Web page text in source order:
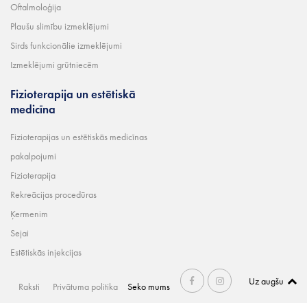
Oftalmoloģija
Plaušu slimību izmeklējumi
Sirds funkcionālie izmeklējumi
Izmeklējumi grūtniecēm
Fizioterapija un estētiskā
medicīna
Fizioterapijas un estētiskās medicīnas
pakalpojumi
Fizioterapija
Rekreācijas procedūras
Ķermenim
Sejai
Estētiskās injekcijas
Raksti Privātuma politika Seko mums Uz augšu